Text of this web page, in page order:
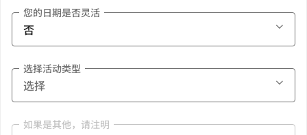
您的日期是否灵活
选择活动类型
如果是其他，请注明